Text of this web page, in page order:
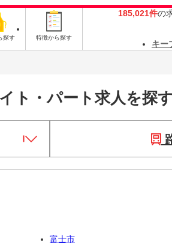
探す 特徴から探す
185,021件の
キー
ト・パート求人を探
富士市